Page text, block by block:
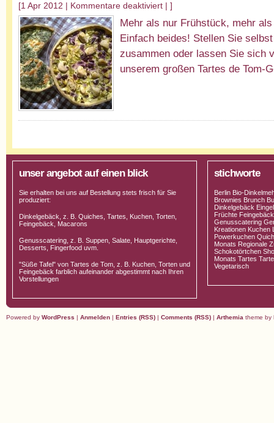
[1 Apr 2012 | Kommentare deaktiviert | ]
Mehr als nur Frühstück, mehr
Einfach beides! Stellen Sie
zusammen oder lassen Sie sich
unserem großen Tartes de Tom-
unser angebot auf einen blick
Sie erhalten bei uns auf Bestellung stets frisch für Sie
produziert:
Dinkelgebäck, z. B. Quiches, Tartes, Kuchen, Torten,
Feingebäck, Macarons
Genusscatering, z. B. Suppen, Salate, Hauptgerichte,
Desserts, Fingerfood uvm.
"Süße Tafel" von Tartes de Tom, z. B. Kuchen, Torten und
Feingebäck farblich aufeinander abgestimmt nach Ihren
Vorstellungen
stichworte
Berlin Bio-
Brownies Brunch
Dinkelgebäck
Früchte
Genusscatering
Kreationen Kuchen
Powerkuchen
Monats Regionale
Schokotörtchen
Monats Tartes
Vegetarisch
Powered by WordPress | Anmelden | Entries (RSS) | Comments (RSS) | Arthemia theme by